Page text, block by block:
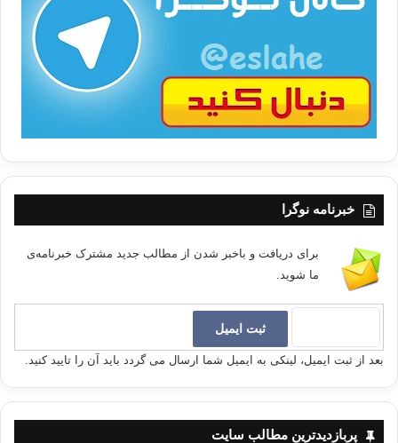
خبرنامه نوگرا
برای دریافت و باخبر شدن از مطالب جدید مشترک خبرنامه‌ی
ما شوید.
بعد از ثبت ایمیل، لینکی به ایمیل شما ارسال می گردد باید آن را تایید کنید.
پربازدیدترین مطالب سایت